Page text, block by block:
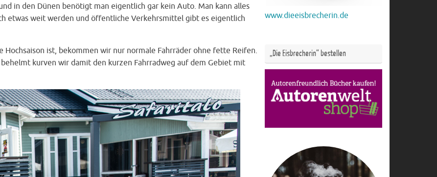
in den Dünen benötigt man eigentlich gar kein Auto. Man kann alles
etwas weit werden und öffentliche Verkehrsmittel gibt es eigentlich
Hochsaison ist, bekommen wir nur normale Fahrräder ohne fette Reifen.
kurven wir damit den kurzen Fahrradweg auf dem Gebiet mit
www.dieeisbrecherin.de
„Die Eisbrecherin“ bestellen